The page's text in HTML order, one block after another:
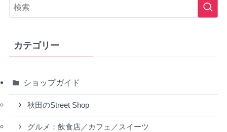
カテゴリー
ショップガイド
秋田のStreet Shop
グルメ：飲食店／カフェ／スイーツ